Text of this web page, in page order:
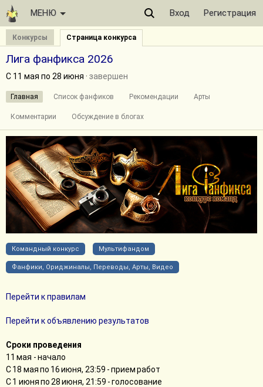
МЕНЮ Вход Регистрация
Конкурсы Страница конкурса
Лига фанфикса 2026
С 11 мая по 28 июня · завершен
Главная Список фанфиков Рекомендации Арты
Комментарии Обсуждение в блогах
Командный конкурс Мультифандом
Фанфики, Ориджиналы, Переводы, Арты, Видео
Перейти к правилам
Перейти к объявлению результатов
Сроки проведения
11 мая - начало
С 18 мая по 16 июня, 23:59 - прием работ
С 1 июня по 28 июня, 21:59 - голосование